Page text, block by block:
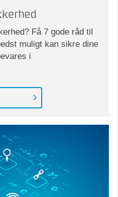
Få 7 gode råd til
muligt kan sikre dine
i